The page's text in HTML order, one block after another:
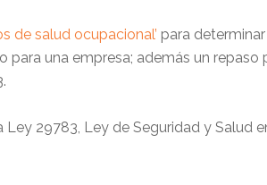
de salud ocupacional’ para
una empresa; además un repaso
29783, Ley de Seguridad y Salud